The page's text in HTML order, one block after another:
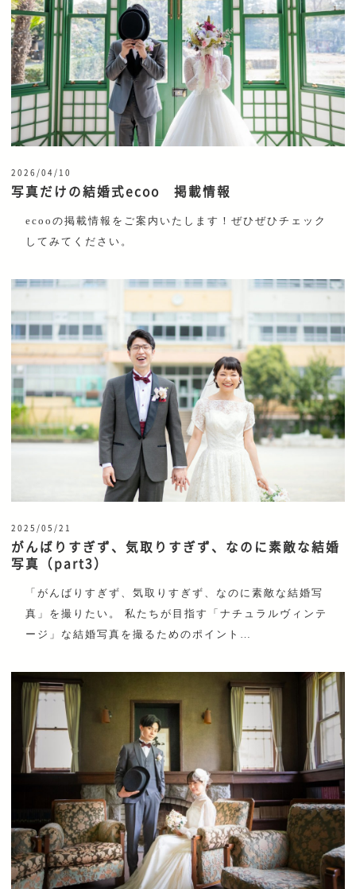
2026/04/10
写真だけの結婚式ecoo 掲載情報
ecooの掲載情報をご案内いたします！ぜひぜひチェック
してみてください。
2025/05/21
がんばりすぎず、気取りすぎず、なのに素敵な結婚
写真（part3）
「がんばりすぎず、気取りすぎず、なのに素敵な結婚写
真」を撮りたい。 私たちが目指す「ナチュラルヴィンテ
ージ」な結婚写真を撮るためのポイント…